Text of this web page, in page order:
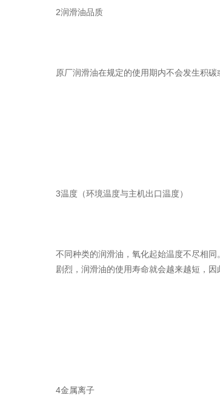
2润滑油品质
原厂润滑油在规定的使用期内不会发生积
3温度（环境温度与主机出口温度）
不同种类的润滑油，氧化起始温度不尽相
剧烈，润滑油的使用寿命就会越来越短，
4金属离子